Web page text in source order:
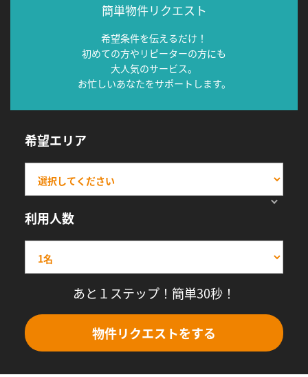
簡単物件リクエスト
希望条件を伝えるだけ！
初めての方やリピーターの方にも
大人気のサービス。
お忙しいあなたをサポートします。
希望エリア
利用人数
あと１ステップ！簡単30秒！
物件リクエストをする